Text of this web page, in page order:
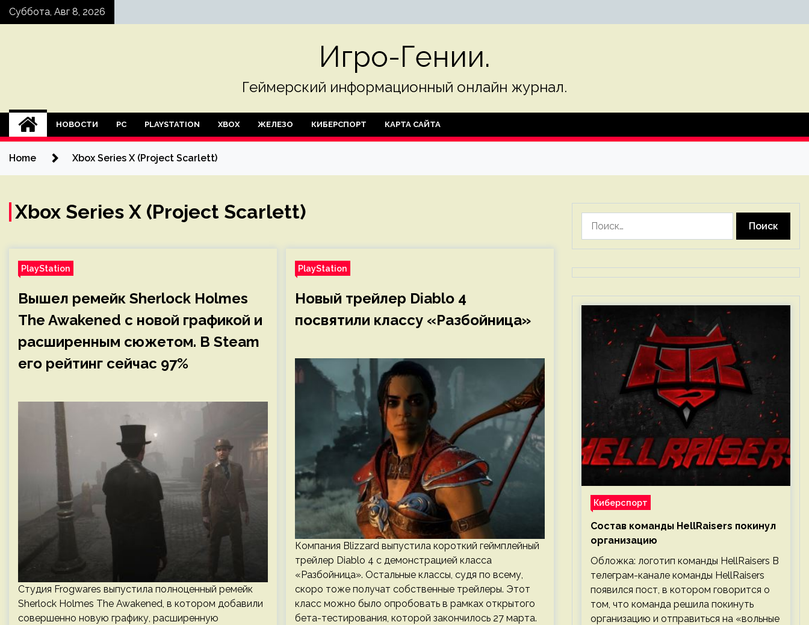
SkipСуббота, Авг 8, 2026
Игро-Гении.
Геймерский информационный онлайн журнал.
НОВОСТИ PC PLAYSTATION XBOX ЖЕЛЕЗО КИБЕРСПОРТ КАРТА САЙТА
Home Xbox Series X (Project Scarlett)
Xbox Series X (Project Scarlett)
PlayStation
Вышел ремейк Sherlock Holmes
The Awakened с новой графикой и
расширенным сюжетом. В Steam
его рейтинг сейчас 97%
Студия Frogwares выпустила полноценный ремейк
Sherlock Holmes The Awakened, в котором добавили
совершенно новую графику, расширенную
PlayStation
Новый трейлер Diablo 4
посвятили классу «Разбойница»
Компания Blizzard выпустила короткий геймплейный
трейлер Diablo 4 с демонстрацией класса
«Разбойница». Остальные классы, судя по всему,
скоро тоже получат собственные трейлеры. Этот
класс можно было опробовать в рамках открытого
бета-тестирования, которой закончилось 27 марта.
Киберспорт
Состав команды HellRaisers покинул
организацию
Обложка: логотип команды HellRaisers В
телеграм-канале команды HellRaisers
появился пост, в котором говорится о
том, что команда решила покинуть
организацию и отправиться на «вольные